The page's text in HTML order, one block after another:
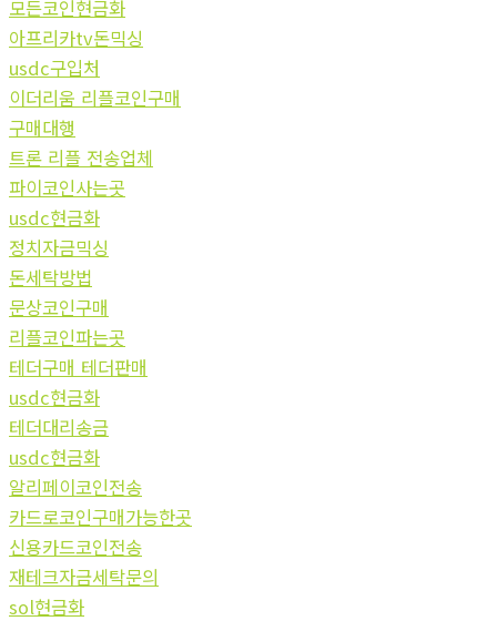
모든코인현금화
아프리카tv돈믹싱
usdc구입처
이더리움 리플코인구매
구매대행
트론 리플 전송업체
파이코인사는곳
usdc현금화
정치자금믹싱
돈세탁방법
문상코인구매
리플코인파는곳
테더구매 테더판매
usdc현금화
테더대리송금
usdc현금화
알리페이코인전송
카드로코인구매가능한곳
신용카드코인전송
재테크자금세탁문의
sol현금화